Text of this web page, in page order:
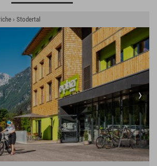
› Stodertal